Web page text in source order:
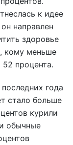
к идее
направлен
здоровье
кому меньше
процента.
года
стало больше
курили
обычные